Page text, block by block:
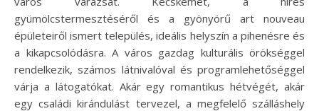
gyümölcstermesztéséről és a gyönyörű art nouveau
épületeiről ismert település, ideális helyszín a pihenésre és
a kikapcsolódásra. A város gazdag kulturális örökséggel
rendelkezik, számos látnivalóval és programlehetőséggel
várja a látogatókat. Akár egy romantikus hétvégét, akár
egy családi kirándulást tervezel, a megfelelő szálláshely